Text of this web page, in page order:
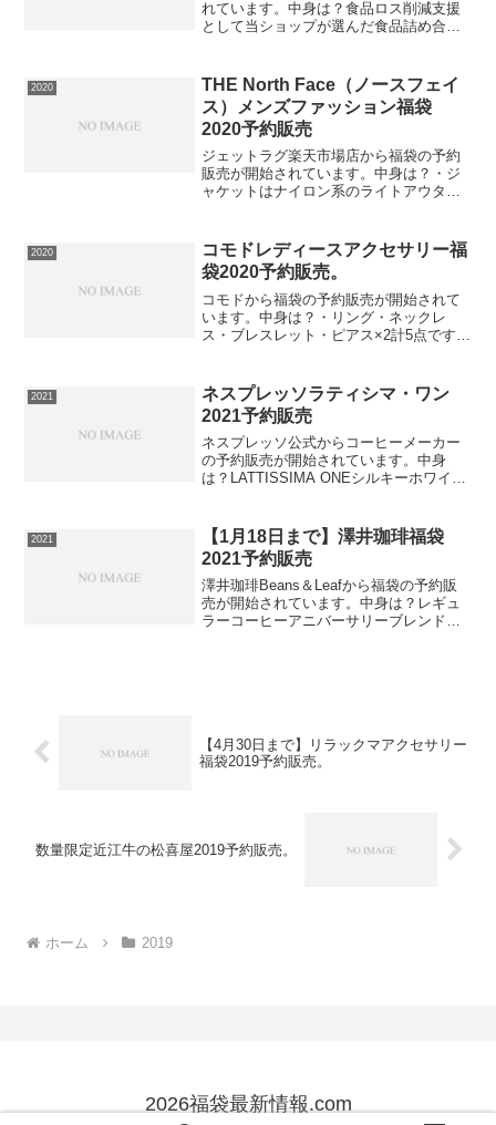
れています。中身は？食品ロス削減支援
として当ショップが選んだ食品詰め合わ
整品等、有名メーカーの商品合計50点以
上を送料無...
2020
THE North Face（ノースフェイ
ス）メンズファッション福袋
2020予約販売
ジェットラグ楽天市場店から福袋の予約
販売が開始されています。中身は？・ジ
ャケットはナイロン系のライトアウター
袋は送料無料ですので必ず手に入れたい
人は早めの在庫確...
2020
コモドレディースアクセサリー福
袋2020予約販売。
コモドから福袋の予約販売が開始されて
います。中身は？・リング・ネックレ
ス・ブレスレット・ピアス×2計5点です。
この福袋は送料無料ですので必ず手に入
れたい人は早め...
2021
ネスプレッソラティシマ・ワン
2021予約販売
ネスプレッソ公式からコーヒーメーカー
の予約販売が開始されています。中身
は？LATTISSIMA ONEシルキーホワイト
ワンは、ミルクを使ったレシピも楽しみ
たい人...
2021
【1月18日まで】澤井珈琲福袋
2021予約販売
澤井珈琲Beans＆Leafから福袋の予約販
売が開始されています。中身は？レギュ
ラーコーヒーアニバーサリーブレンド
【4月30日まで】リラックマアクセサリー
福袋2019予約販売。
数量限定近江牛の松喜屋2019予約販売。
ホーム 2019
2026福袋最新情報.com